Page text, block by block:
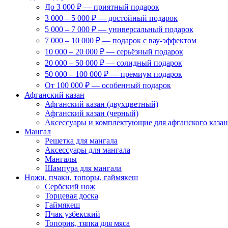
До 3 000 ₽ — приятный подарок
3 000 – 5 000 ₽ — достойный подарок
5 000 – 7 000 ₽ — универсальный подарок
7 000 – 10 000 ₽ — подарок с вау-эффектом
10 000 – 20 000 ₽ — серьёзный подарок
20 000 – 50 000 ₽ — солидный подарок
50 000 – 100 000 ₽ — премиум подарок
От 100 000 ₽ — особенный подарок
Афганский казан
Афганский казан (двухцветный)
Афганский казан (черный)
Аксессуары и комплектующие для афганского
Мангал
Решетка для мангала
Аксессуары для мангала
Мангалы
Шампура для мангала
Ножи, пчаки, топоры, гаймякеш
Сербский нож
Торцевая доска
Гаймякеш
Пчак узбекский
Топорик, тяпка для мяса